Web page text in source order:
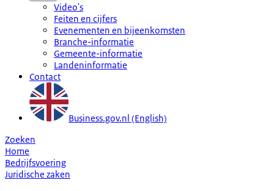
Video's
Feiten en cijfers
Evenementen en bijeenkomsten
Branche-informatie
Gemeente-informatie
Landeninformatie
Contact
Business.gov.nl (English)
Zoeken
Home
Bedrijfsvoering
Juridische zaken